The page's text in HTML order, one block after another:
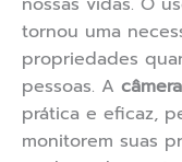
tornou uma
propriedades
pessoas. A
prática e eficaz,
monitorem suas